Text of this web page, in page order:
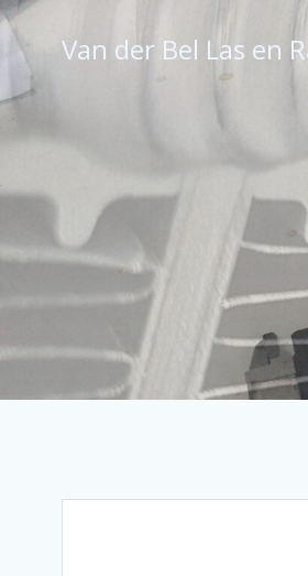
Ga
naar
inhoud
Van der Bel Las en